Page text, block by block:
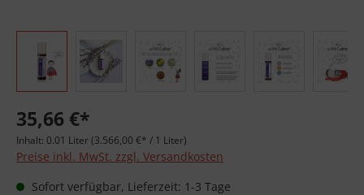
35,66 €*
Inhalt: 0.01 Liter(3.566,00 €* / 1 Liter)
Preise inkl. MwSt. zzgl. Versandkosten
Sofort verfügbar, Lieferzeit: 1-3 Tage